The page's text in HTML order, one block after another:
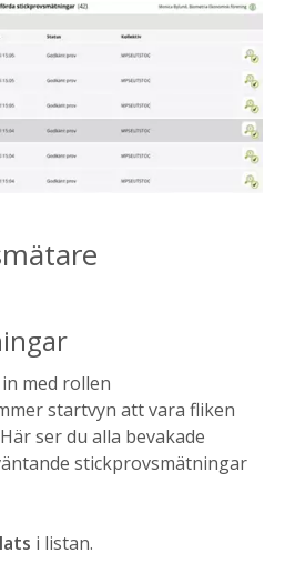
med rollen
startvyn att vara fliken
Här ser du alla bevakade
stickprovsmätningar
i listan.